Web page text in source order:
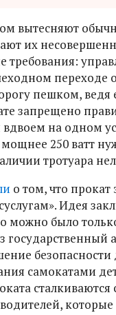
вытесняют
их
переходе
пешком, ведя
запрещено
вдвоем на одном
250 ватт
тротуара
о том, что прокат
Идея
можно было
государственный
самокатами
сталкиваются